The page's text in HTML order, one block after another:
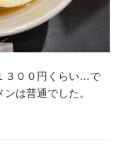
３００円くらい…で
は普通でした。